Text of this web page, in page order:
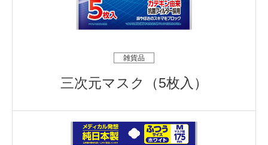
雑貨品
三次元マスク（5枚入）